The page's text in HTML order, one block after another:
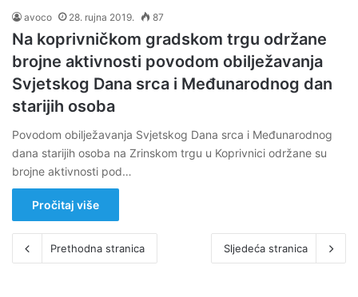
avoco 28. rujna 2019. 87
Na koprivničkom gradskom trgu održane
brojne aktivnosti povodom obilježavanja
Svjetskog Dana srca i Međunarodnog dan
starijih osoba
Povodom obilježavanja Svjetskog Dana srca i Međunarodnog
dana starijih osoba na Zrinskom trgu u Koprivnici održane su
brojne aktivnosti pod…
Pročitaj više
Prethodna stranica Sljedeća stranica